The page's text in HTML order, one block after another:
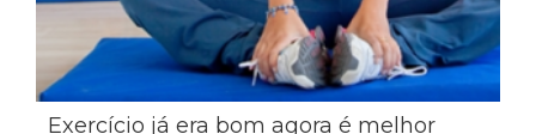
Exercício já era bom agora é melhor